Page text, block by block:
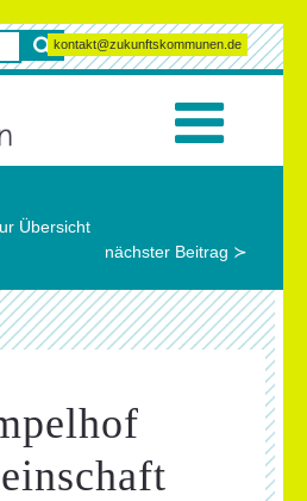
kontakt@zukunftskommunen.de
Übersicht
nächster Beitrag ≻